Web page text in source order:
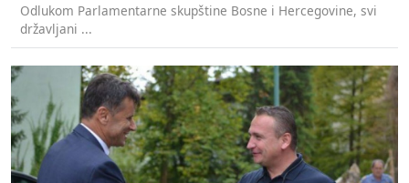
Odlukom Parlamentarne skupštine Bosne i Hercegovine, svi
državljani ...